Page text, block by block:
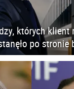
których klient
po stronie